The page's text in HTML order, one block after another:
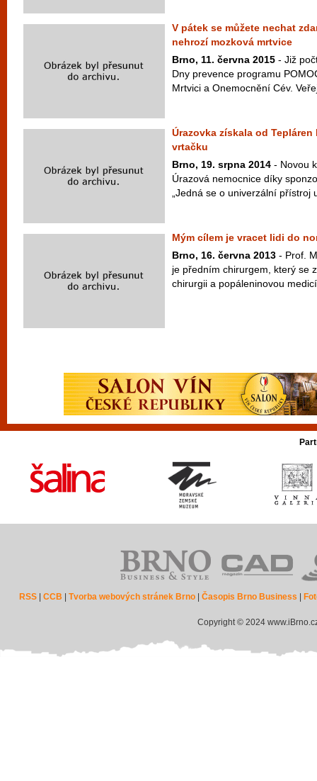
V pátek se můžete nechat
nehrozí mozková mrtvice
Brno, 11. června 2015 - Již
Dny prevence programu
Mrtvici a Onemocnění Cév.
Úrazovka získala od
vrtačku
Brno, 19. srpna 2014 - Novou
Úrazová nemocnice díky
„Jedná se o univerzální přístroj
Mým cílem je vracet lidi do
Brno, 16. června 2013 - Prof.
je předním chirurgem, který se
chirurgii a popáleninovou
RSS |CCB |Tvorba webových stránek Brno |Časopis Brno Business
Copyright © 2024